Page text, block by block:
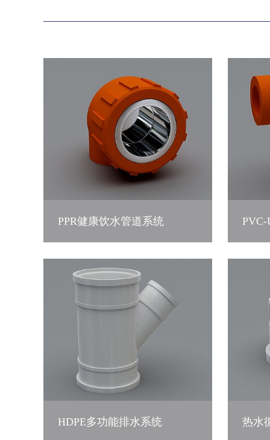
PPR健康饮水管道系统
HDPE多功能排水系统 热水